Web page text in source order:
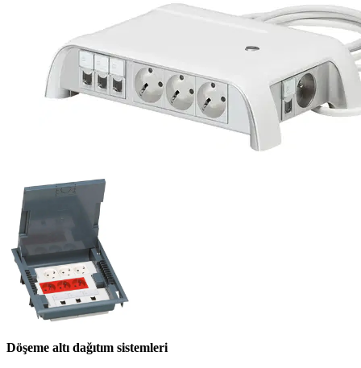
Döşeme altı dağıtım sistemleri